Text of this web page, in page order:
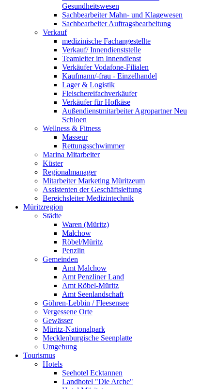
Gesundheitswesen
Sachbearbeiter Mahn- und Klagewesen
Sachbearbeiter Auftragsbearbeitung
Verkauf
medizinische Fachangestellte
Verkauf/ Innendienststelle
Teamleiter im Innendienst
Verkäufer Vodafone-Filialen
Kaufmann/-frau - Einzelhandel
Lager & Logistik
Fleischereifachverkäufer
Verkäufer für Hofkäse
Außendienstmitarbeiter Agropartner Neu
Schloen
Wellness & Fitness
Masseur
Rettungsschwimmer
Marina Mitarbeiter
Küster
Regionalmanager
Mitarbeiter Marketing Müritzeum
Assistenten der Geschäftsleitung
Bereichsleiter Medizintechnik
Müritzregion
Städte
Waren (Müritz)
Malchow
Röbel/Müritz
Penzlin
Gemeinden
Amt Malchow
Amt Penzliner Land
Amt Röbel-Müritz
Amt Seenlandschaft
Göhren-Lebbin / Fleesensee
Vergessene Orte
Gewässer
Müritz-Nationalpark
Mecklenburgische Seenplatte
Umgebung
Tourismus
Hotels
Seehotel Ecktannen
Landhotel "Die Arche"